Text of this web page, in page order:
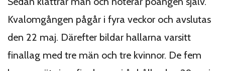
Kvalomgången pågår i fyra veckor och avslutas
den 22 maj. Därefter bildar hallarna varsitt
finallag med tre män och tre kvinnor. De fem